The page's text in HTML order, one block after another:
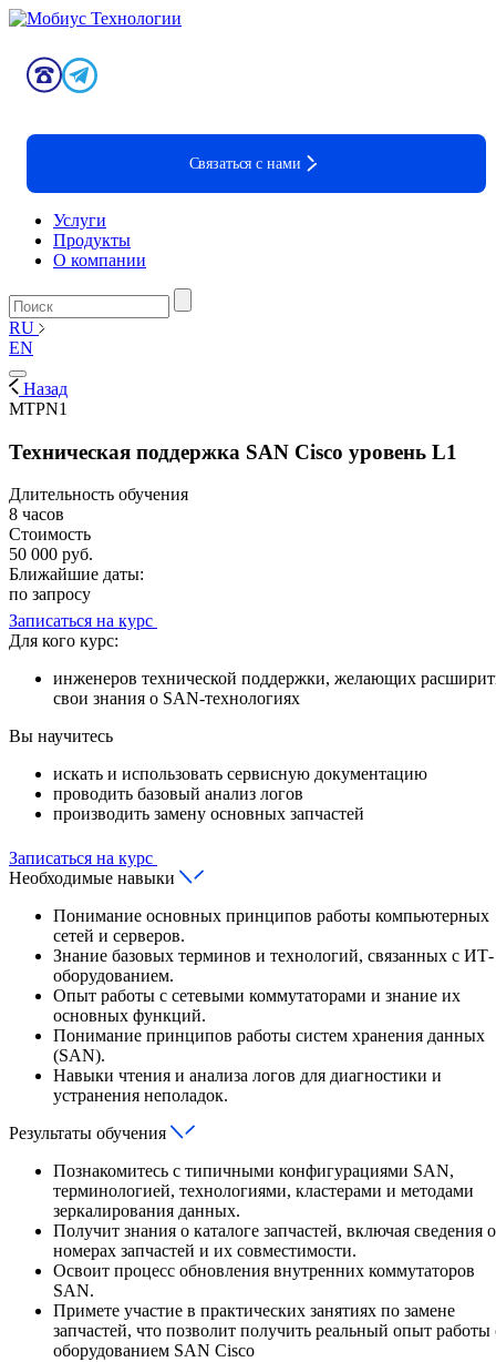
Связаться с нами
Услуги
Продукты
О компании
RU
EN
Назад
MTPN1
Техническая поддержка SAN Cisco уровень L1
Длительность обучения
8 часов
Стоимость
50 000 руб.
Ближайшие даты:
по запросу
Записаться на курс
Для кого курс:
инженеров технической поддержки, желающих
свои знания о SAN-технологиях
Вы научитесь
искать и использовать сервисную документацию
проводить базовый анализ логов
производить замену основных запчастей
Записаться на курс
Необходимые навыки
Понимание основных принципов работы компьютерных
сетей и серверов.
Знание базовых терминов и технологий, связанных с ИТ-
оборудованием.
Опыт работы с сетевыми коммутаторами и знание их
основных функций.
Понимание принципов работы систем хранения данных
(SAN).
Навыки чтения и анализа логов для диагностики и
устранения неполадок.
Результаты обучения
Познакомитесь с типичными конфигурациями SAN,
терминологией, технологиями, кластерами и методами
зеркалирования данных.
Получит знания о каталоге запчастей, включая сведения о
номерах запчастей и их совместимости.
Освоит процесс обновления внутренних коммутаторов
SAN.
Примете участие в практических занятиях по замене
запчастей, что позволит получить реальный опыт работы
оборудованием SAN Cisco